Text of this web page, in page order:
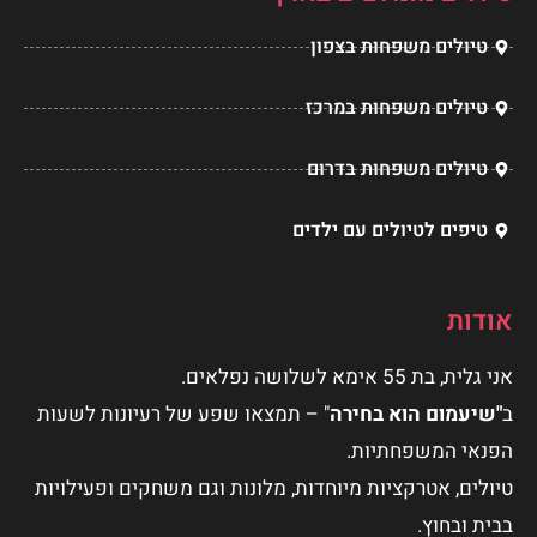
טיולים משפחות בצפון
טיולים משפחות במרכז
טיולים משפחות בדרום
טיפים לטיולים עם ילדים
אודות
אני גלית, בת 55 אימא לשלושה נפלאים.
ב"שיעמום הוא בחירה" – תמצאו שפע של רעיונות לשעות
הפנאי המשפחתיות.
טיולים, אטרקציות מיוחדות, מלונות וגם משחקים ופעילויות
בבית ובחוץ.